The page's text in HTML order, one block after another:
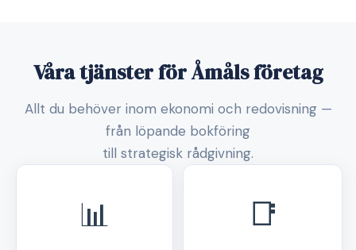
Våra tjänster för Åmåls företag
Allt du behöver inom ekonomi och redovisning —
från löpande bokföring
till strategisk rådgivning.
📊 📑